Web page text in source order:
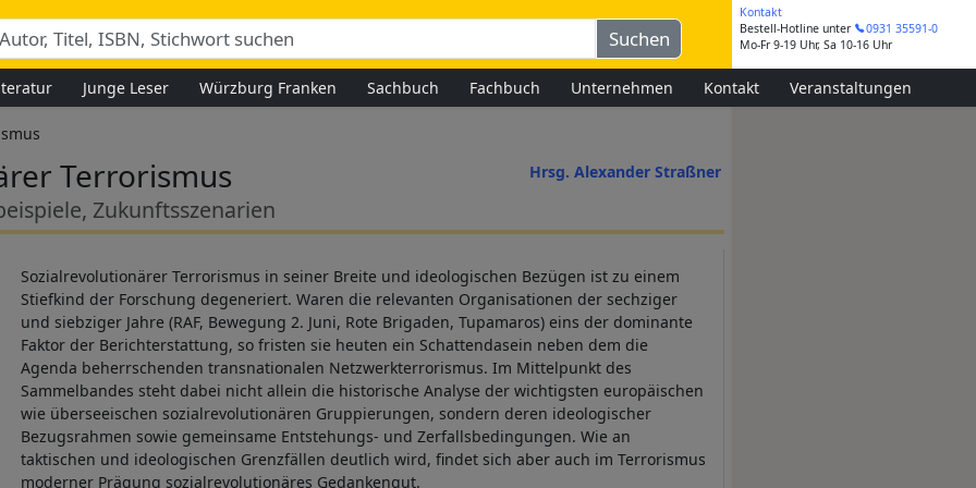
Kontakt
Bestell-Hotline unter
0931 35591-0
Mo-Fr 9-19 Uhr, Sa 10-16 Uhr
Junge Leser Würzburg Franken Sachbuch Fachbuch Unternehmen Kontakt Veranstaltungen
Hrsg. Alexander Straßner
Terrorismus
Zukunftsszenarien
Sozialrevolutionärer Terrorismus in seiner Breite und ideologischen Bezügen ist zu einem
Stiefkind der Forschung degeneriert. Waren die relevanten Organisationen der sechziger
und siebziger Jahre (RAF, Bewegung 2. Juni, Rote Brigaden, Tupamaros) eins der dominante
Faktor der Berichterstattung, so fristen sie heuten ein Schattendasein neben dem die
Agenda beherrschenden transnationalen Netzwerkterrorismus. Im Mittelpunkt des
Sammelbandes steht dabei nicht allein die historische Analyse der wichtigsten europäischen
wie überseeischen sozialrevolutionären Gruppierungen, sondern deren ideologischer
Bezugsrahmen sowie gemeinsame Entstehungs- und Zerfallsbedingungen. Wie an
taktischen und ideologischen Grenzfällen deutlich wird, findet sich aber auch im Terrorismus
moderner Prägung sozialrevolutionäres Gedankengut.